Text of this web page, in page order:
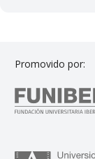
Promovido por: